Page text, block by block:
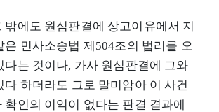
밖에도 원심판결에 상고이유에서 지
은 민사소송법 제504조의 법리를 오
다는 것이나, 가사 원심판결에 그와
다 하더라도 그로 말미암아 이 사건
확인의 이익이 없다는 판결 결과에